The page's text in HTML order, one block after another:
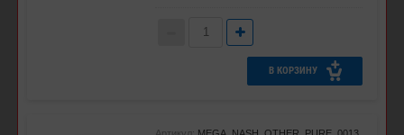
В КОРЗИНУ
Артикул: MEGA_NASH_OTHER_PURE_0013